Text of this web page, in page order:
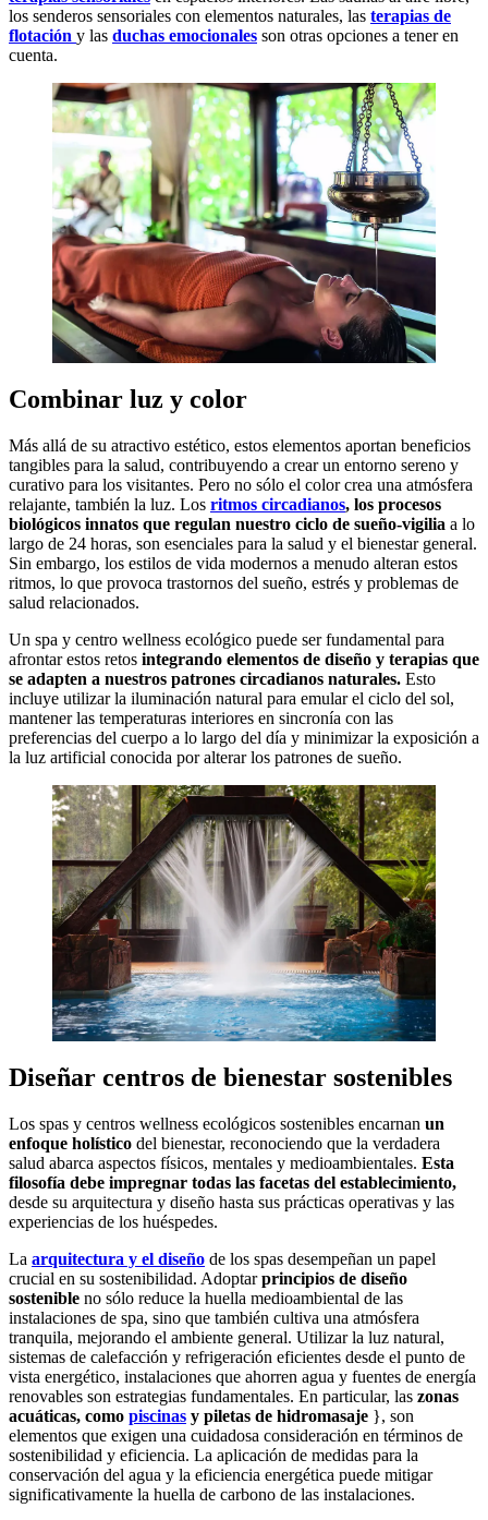
los senderos sensoriales con elementos naturales, las terapias de
flotación y las duchas emocionales son otras opciones a tener en
cuenta.
Combinar luz y color
Más allá de su atractivo estético, estos elementos aportan beneficios
tangibles para la salud, contribuyendo a crear un entorno sereno y
curativo para los visitantes. Pero no sólo el color crea una atmósfera
relajante, también la luz. Los ritmos circadianos, los procesos
biológicos innatos que regulan nuestro ciclo de sueño-vigilia a lo
largo de 24 horas, son esenciales para la salud y el bienestar general.
Sin embargo, los estilos de vida modernos a menudo alteran estos
ritmos, lo que provoca trastornos del sueño, estrés y problemas de
salud relacionados.
Un spa y centro wellness ecológico puede ser fundamental para
afrontar estos retos integrando elementos de diseño y terapias que
se adapten a nuestros patrones circadianos naturales. Esto
incluye utilizar la iluminación natural para emular el ciclo del sol,
mantener las temperaturas interiores en sincronía con las
preferencias del cuerpo a lo largo del día y minimizar la exposición a
la luz artificial conocida por alterar los patrones de sueño.
Diseñar centros de bienestar sostenibles
Los spas y centros wellness ecológicos sostenibles encarnan un
enfoque holístico del bienestar, reconociendo que la verdadera
salud abarca aspectos físicos, mentales y medioambientales. Esta
filosofía debe impregnar todas las facetas del establecimiento,
desde su arquitectura y diseño hasta sus prácticas operativas y las
experiencias de los huéspedes.
La arquitectura y el diseño de los spas desempeñan un papel
crucial en su sostenibilidad. Adoptarprincipios de diseño
sostenible no sólo reduce la huella medioambiental de las
instalaciones de spa, sino que también cultiva una atmósfera
tranquila, mejorando el ambiente general. Utilizar la luz natural,
sistemas de calefacción y refrigeración eficientes desde el punto de
vista energético, instalaciones que ahorren agua y fuentes de energía
renovables son estrategias fundamentales. En particular, las zonas
acuáticas, como piscinas y piletas de hidromasaje }, son
elementos que exigen una cuidadosa consideración en términos de
sostenibilidad y eficiencia. La aplicación de medidas para la
conservación del agua y la eficiencia energética puede mitigar
significativamente la huella de carbono de las instalaciones.